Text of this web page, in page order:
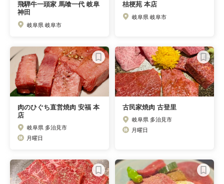
飛騨牛一頭家 馬喰一代 岐阜
神田
岐阜県 岐阜市
桔梗苑 本店
岐阜県 岐阜市
肉のひぐち直営焼肉 安福 本
店
岐阜県 多治見市
月曜日
古民家焼肉 古登里
岐阜県 多治見市
月曜日